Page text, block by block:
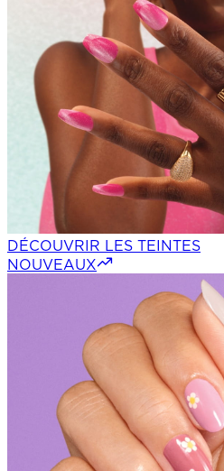
DÉCOUVRIR LES TEINTES
NOUVEAUX